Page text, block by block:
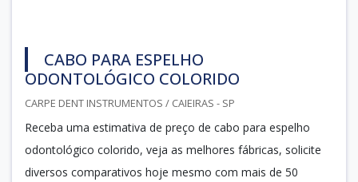
CABO PARA ESPELHO
ODONTOLÓGICO COLORIDO
CARPE DENT INSTRUMENTOS / CAIEIRAS - SP
Receba uma estimativa de preço de cabo para espelho
odontológico colorido, veja as melhores fábricas, solicite
diversos comparativos hoje mesmo com mais de 50